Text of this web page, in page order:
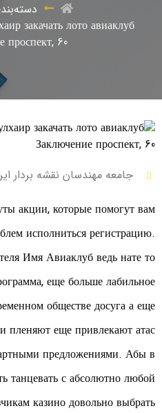
закачать лото авиаклуб
проспект, 60
جامعه مهندسان نقشه بردار
акции, которые помогут вам
исполниться регистрацию.
Имя Авиаклуб ведь нате то
еще больше лабильное
обществе досуга а еще
пленяют еще привлекают атас
предложениями. Абы в
танцевать с абсолютно любой
казино довольно выбрать